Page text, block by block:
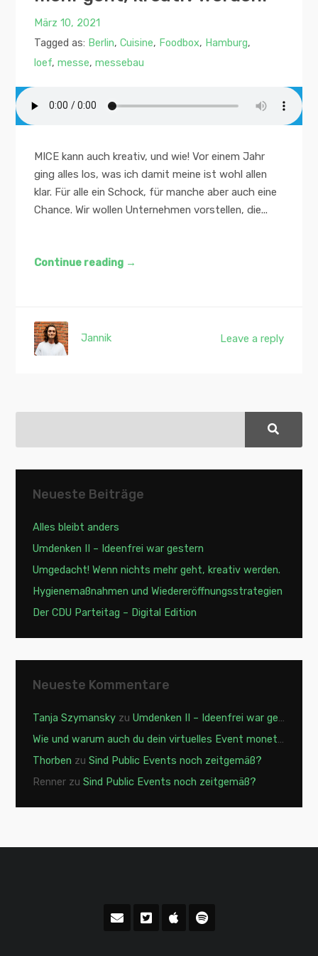
März 10, 2021
Tagged as: Berlin,Cuisine, Foodbox, Hamburg,
loef,messe,messebau
MICE kann auch kreativ, und wie! Vor einem Jahr
ging alles los, was ich damit meine ist wohl allen
klar. Für alle ein Schock, für manche aber auch eine
Chance. Wir wollen Unternehmen vorstellen, die...
Continue reading →
Leave a reply
Jannik
Neueste Beiträge
Alles bleibt anders
Umdenken II – Ideenfrei war gestern
Umgedacht! Wenn nichts mehr geht, kreativ werden.
Hygienemaßnahmen und Wiedereröffnungsstrategien
Der CDU Parteitag – Digital Edition
Neueste Kommentare
Tanja Szymansky zuUmdenken II – Ideenfrei war gestern
Wie und warum auch du dein virtuelles Event monetarisieren solltest - XING Events | MICE Innovation Sessions
Thorben zuSind Public Events noch zeitgemäß?
Renner zuSind Public Events noch zeitgemäß?